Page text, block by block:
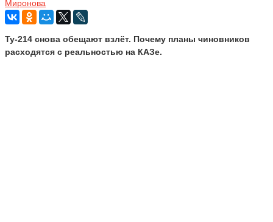
Миронова
Ту-214 снова обещают взлёт. Почему планы чиновников
расходятся с реальностью на КАЗе.